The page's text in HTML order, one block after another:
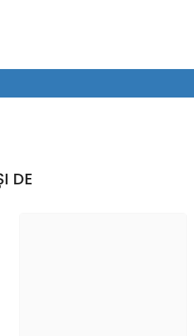
DE